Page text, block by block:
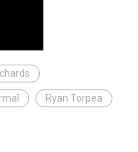
Ryan Torpea